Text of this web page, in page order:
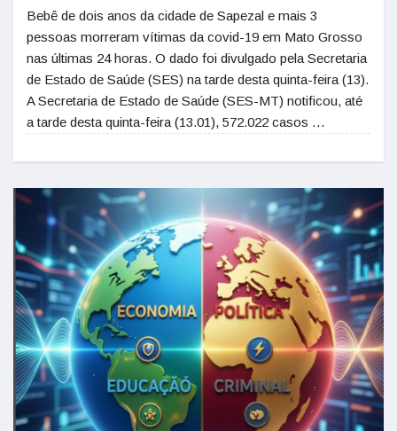
Bebê de dois anos da cidade de Sapezal e mais 3
pessoas morreram vítimas da covid-19 em Mato Grosso
nas últimas 24 horas. O dado foi divulgado pela Secretaria
de Estado de Saúde (SES) na tarde desta quinta-feira (13).
A Secretaria de Estado de Saúde (SES-MT) notificou, até
a tarde desta quinta-feira (13.01), 572.022 casos …